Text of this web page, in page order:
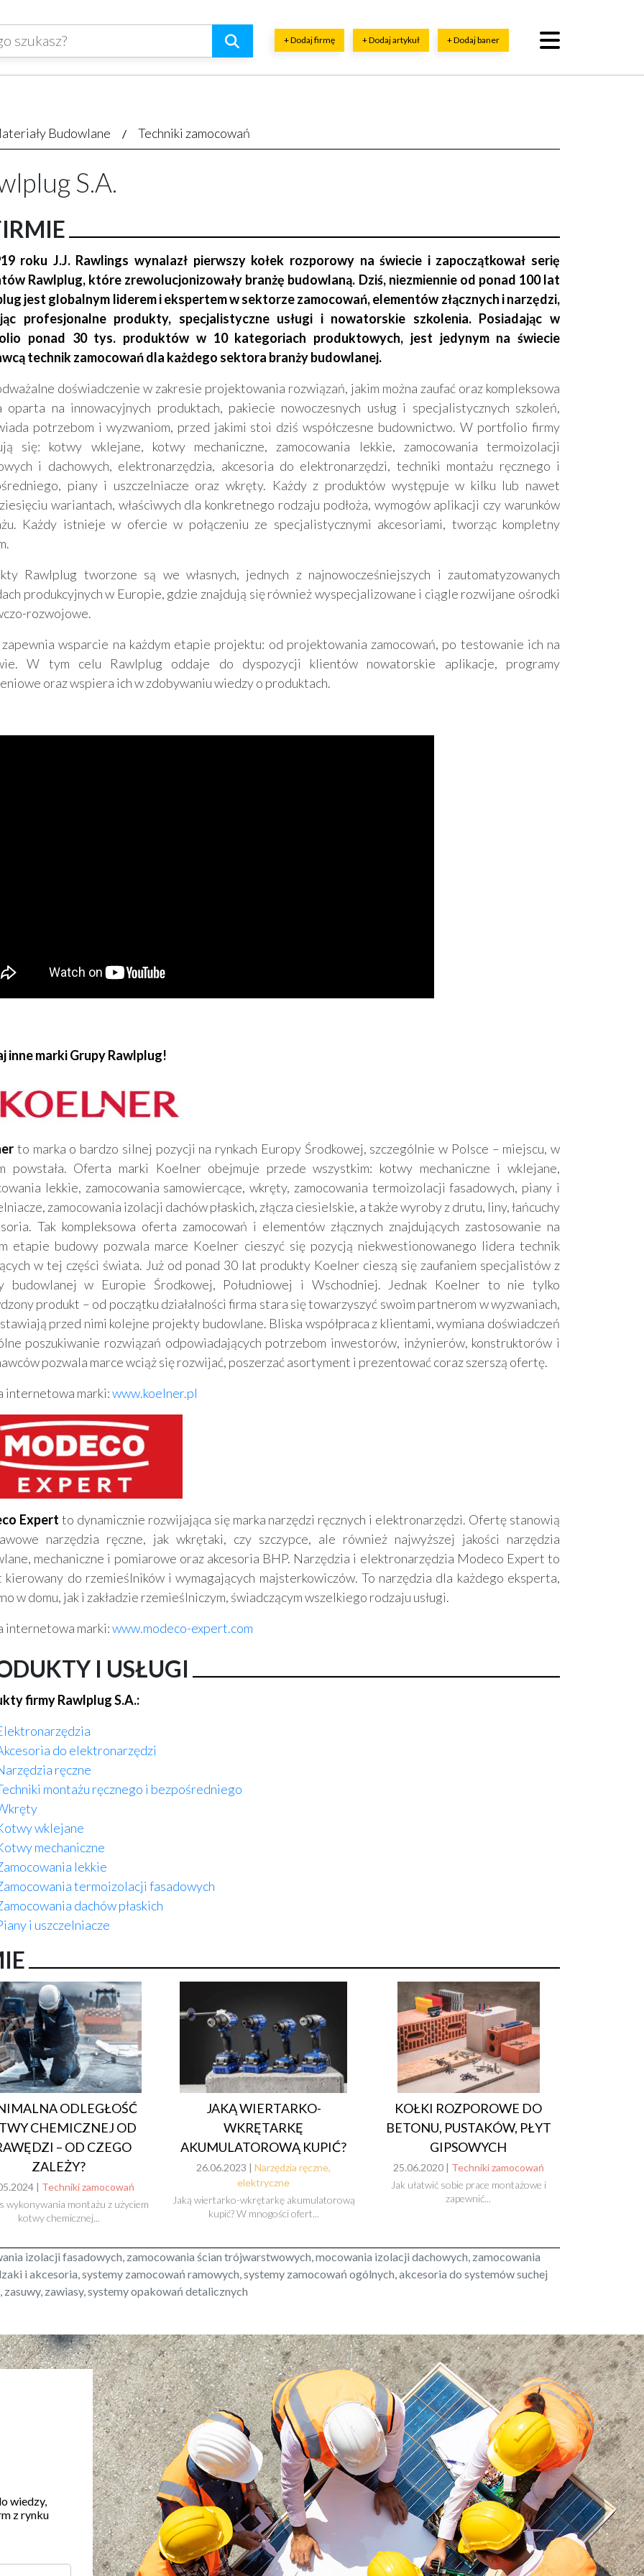
+ Dodaj firmę + Dodaj artykuł + Dodaj baner
Budowlane Techniki zamocowań
S.A.
roku J.J. Rawlings wynalazł pierwszy kołek rozporowy na świecie i zapoczątkował serię
Rawlplug, które zrewolucjonizowały branżę budowlaną. Dziś, niezmiennie od ponad 100 lat
jest globalnym liderem i ekspertem w sektorze zamocowań, elementów złącznych i narzędzi,
profesjonalne produkty, specjalistyczne usługi i nowatorskie szkolenia. Posiadając w
ponad 30 tys. produktów w 10 kategoriach produktowych, jest jedynym na świecie
technik zamocowań dla każdego sektora branży budowlanej.
doświadczenie w zakresie projektowania rozwiązań, jakim można zaufać oraz kompleksowa
oparta na innowacyjnych produktach, pakiecie nowoczesnych usług i specjalistycznych szkoleń,
potrzebom i wyzwaniom, przed jakimi stoi dziś współczesne budownictwo. W portfolio firmy
się: kotwy wklejane, kotwy mechaniczne, zamocowania lekkie, zamocowania termoizolacji
i dachowych, elektronarzędzia, akcesoria do elektronarzędzi, techniki montażu ręcznego i
piany i uszczelniacze oraz wkręty. Każdy z produktów występuje w kilku lub nawet
wariantach, właściwych dla konkretnego rodzaju podłoża, wymogów aplikacji czy warunków
Każdy istnieje w ofercie w połączeniu ze specjalistycznymi akcesoriami, tworząc kompletny
Rawlplug tworzone są we własnych, jednych z najnowocześniejszych i zautomatyzowanych
produkcyjnych w Europie, gdzie znajdują się również wyspecjalizowane i ciągle rozwijane ośrodki
rozwojowe.
zapewnia wsparcie na każdym etapie projektu: od projektowania zamocowań, po testowanie ich na
W tym celu Rawlplug oddaje do dyspozycji klientów nowatorskie aplikacje, programy
oraz wspiera ich w zdobywaniu wiedzy o produktach.
inne marki Grupy Rawlplug!
to marka o bardzo silnej pozycji na rynkach Europy Środkowej, szczególnie w Polsce – miejscu, w
powstała. Oferta marki Koelner obejmuje przede wszystkim: kotwy mechaniczne i wklejane,
lekkie, zamocowania samowiercące, wkręty, zamocowania termoizolacji fasadowych, piany i
zamocowania izolacji dachów płaskich, złącza ciesielskie, a także wyroby z drutu, liny, łańcuchy
Tak kompleksowa oferta zamocowań i elementów złącznych znajdujących zastosowanie na
etapie budowy pozwala marce Koelner cieszyć się pozycją niekwestionowanego lidera technik
w tej części świata. Już od ponad 30 lat produkty Koelner cieszą się zaufaniem specjalistów z
budowlanej w Europie Środkowej, Południowej i Wschodniej. Jednak Koelner to nie tylko
produkt – od początku działalności firma stara się towarzyszyć swoim partnerom w wyzwaniach,
przed nimi kolejne projekty budowlane. Bliska współpraca z klientami, wymiana doświadczeń
poszukiwanie rozwiązań odpowiadających potrzebom inwestorów, inżynierów, konstruktorów i
pozwala marce wciąż się rozwijać, poszerzać asortyment i prezentować coraz szerszą ofertę.
internetowa marki:www.koelner.pl
Expert to dynamicznie rozwijająca się marka narzędzi ręcznych i elektronarzędzi. Ofertę stanowią
narzędzia ręczne, jak wkrętaki, czy szczypce, ale również najwyższej jakości narzędzia
mechaniczne i pomiarowe oraz akcesoria BHP. Narzędzia i elektronarzędzia Modeco Expert to
kierowany do rzemieślników i wymagających majsterkowiczów. To narzędzia dla każdego eksperta,
w domu, jak i zakładzie rzemieślniczym, świadczącym wszelkiego rodzaju usługi.
internetowa marki:www.modeco-expert.com
I USŁUGI
firmy Rawlplug S.A.:
do elektronarzędzi
ręczne
montażu ręcznego i bezpośredniego
wklejane
mechaniczne
lekkie
termoizolacji fasadowych
dachów płaskich
i uszczelniacze
ODLEGŁOŚĆ
CHEMICZNEJ OD
– OD CZEGO
ZALEŻY?
| Techniki zamocowań
wykonywania montażu z użyciem
kotwy chemicznej...
JAKĄ WIERTARKO-
WKRĘTARKĘ
AKUMULATOROWĄ KUPIĆ?
26.06.2023 | Narzędzia ręczne,
elektryczne
Jaką wiertarko-wkrętarkę akumulatorową
kupić? W mnogości ofert...
KOŁKI ROZPOROWE DO
BETONU, PUSTAKÓW, PŁYT
GIPSOWYCH
25.06.2020 | Techniki zamocowań
Jak ułatwić sobie prace montażowe i
zapewnić...
izolacji fasadowych, zamocowania ścian trójwarstwowych, mocowania izolacji dachowych, zamocowania
i akcesoria, systemy zamocowań ramowych, systemy zamocowań ogólnych, akcesoria do systemów suchej
zawiasy, systemy opakowań detalicznych
wiedzy,
z rynku